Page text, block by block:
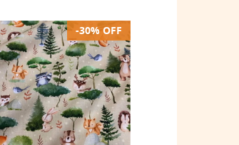
-30% OFF